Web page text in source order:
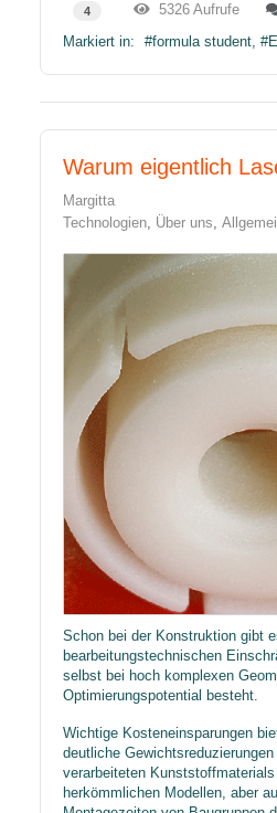
4 5326 Aufrufe
Markiert in:
formula student
Warum eigentlich
Margitta
Technologien Über uns
Schon bei der Konstruktion gibt
bearbeitungstechnischen
selbst bei hoch komplexen
Optimierungspotential besteht.
Wichtige Kosteneinsparungen
deutliche
verarbeiteten
herkömmlichen Modellen, aber